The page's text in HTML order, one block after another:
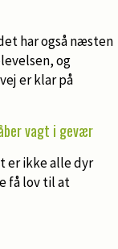
har også næsten
og
er klar på
vagt i gevær
er ikke alle dyr
få lov til at